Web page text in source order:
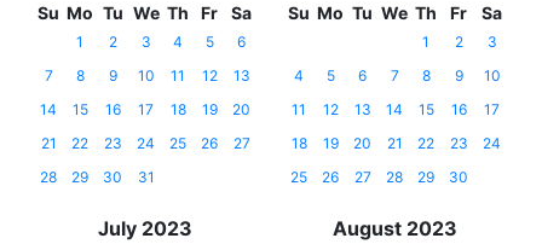
Su Mo Tu We Th Fr Sa
1 2 3 4 5
6
7
8 9 10 11 12
13
14
15 16 17 18 19
20
21
22 23 24 25 26
27
28
29 30 31
Su Mo Tu We Th Fr Sa
1 2
3
4
5 6 7 8 9
10
11
12 13 14 15 16
17
18
19 20 21 22 23
24
25
26 27 28 29 30
July 2023 August 2023